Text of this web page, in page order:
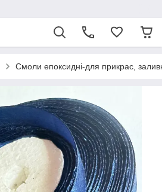
Смоли епоксидні-для прикрас,